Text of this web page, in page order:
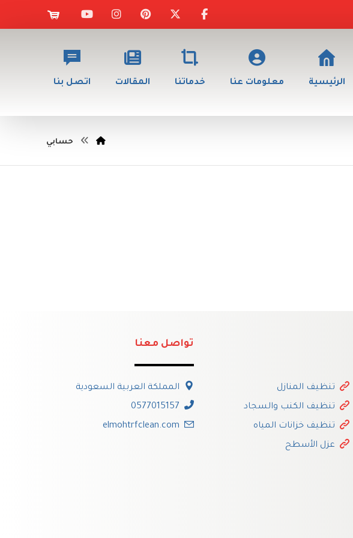
الرئيسية معلومات عنا خدماتنا المقالات اتصل بنا
حسابي
تنظيف المنازل
تنظيف الكنب والسجاد
تنظيف خزانات المياه
عزل الأسطح
تواصل معنا
المملكة العربية السعودية
0577015157
elmohtrfclean.com